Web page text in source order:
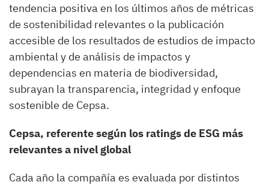
tendencia positiva en los últimos años de métricas
de sostenibilidad relevantes o la publicación
accesible de los resultados de estudios de impacto
ambiental y de análisis de impactos y
dependencias en materia de biodiversidad,
subrayan la transparencia, integridad y enfoque
sostenible de Cepsa.
Cepsa, referente según los ratings de ESG más
relevantes a nivel global
Cada año la compañía es evaluada por distintos